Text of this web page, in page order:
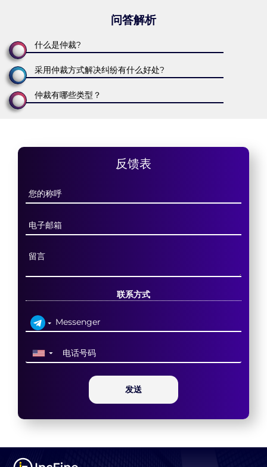
问答解析
什么是仲裁?
采用仲裁方式解决纠纷有什么好处?
仲裁有哪些类型？
反馈表
联系方式
▼
发送